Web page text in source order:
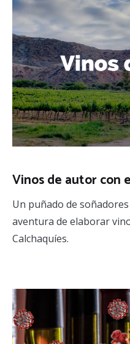
Vinos de autor con
Un puñado de
aventura de elaborar
Calchaquíes.